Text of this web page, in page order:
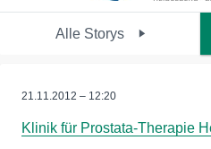
Alle Storys
21.11.2012 – 12:20
Klinik für Prostata-Therapie